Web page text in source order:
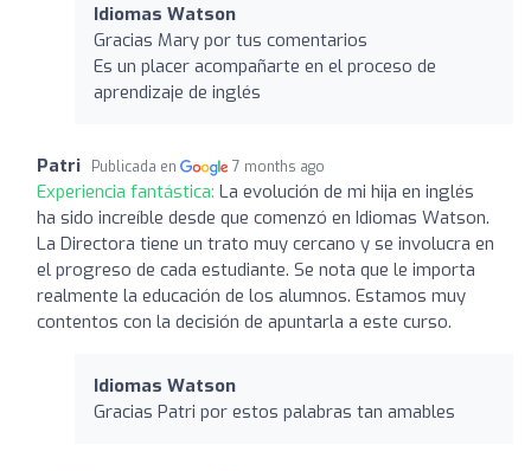
Idiomas Watson
Gracias Mary por tus comentarios
Es un placer acompañarte en el proceso de
aprendizaje de inglés
Patri Publicada en 7 months ago
Experiencia fantástica: La evolución de mi hija en inglés
ha sido increíble desde que comenzó en Idiomas Watson.
La Directora tiene un trato muy cercano y se involucra en
el progreso de cada estudiante. Se nota que le importa
realmente la educación de los alumnos. Estamos muy
contentos con la decisión de apuntarla a este curso.
Idiomas Watson
Gracias Patri por estos palabras tan amables